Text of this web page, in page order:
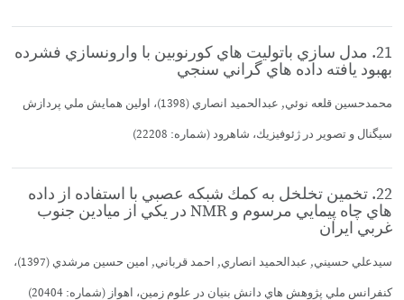
21. مدل سازي باتوليت هاي كورنوبين با وارونسازي فشرده
بهبود يافته داده هاي گراني سنجي
محمدحسين قلعه نوئي, عبدالحميد انصاري (1398)، اولين همايش ملي پردازش
سيگنال و تصوير در ژئوفيزيك، شاهرود (شماره: 22208)
22. تخمين تخلخل به كمك شبكه عصبي با استفاده از داده
هاي چاه پيمايي مرسوم و NMR در يكي از ميادين جنوب
غربي ايران
سيدعلي حسيني, عبدالحميد انصاري, احمد قرباني, امين حسين مرشدي (1397)،
كنفرانس ملي پژوهش هاي دانش بنيان در علوم زمين، اهواز (شماره: 20404)